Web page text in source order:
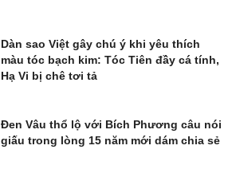
Dàn sao Việt gây chú ý khi yêu thích
màu tóc bạch kim: Tóc Tiên đầy cá tính,
Hạ Vi bị chê tơi tả
Đen Vâu thổ lộ với Bích Phương câu nói
giấu trong lòng 15 năm mới dám chia sẻ